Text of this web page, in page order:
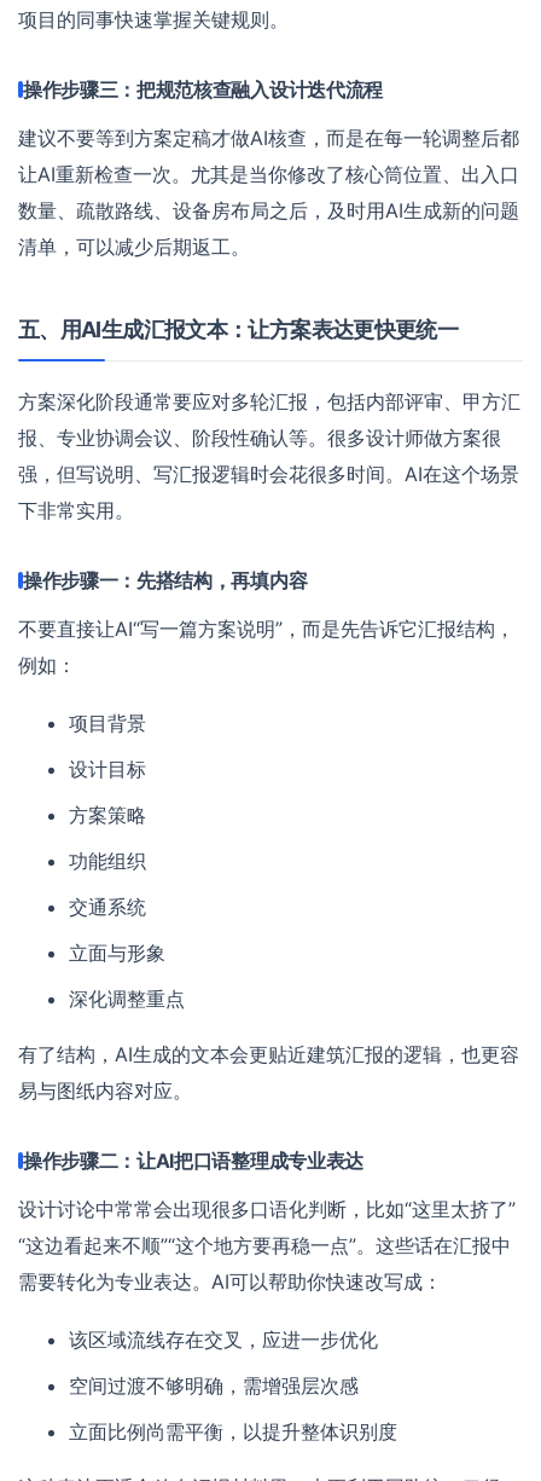
项目的同事快速掌握关键规则。
操作步骤三：把规范核查融入设计迭代流程
建议不要等到方案定稿才做AI核查，而是在每一轮调整后都
让AI重新检查一次。尤其是当你修改了核心筒位置、出入口
数量、疏散路线、设备房布局之后，及时用AI生成新的问题
清单，可以减少后期返工。
五、用AI生成汇报文本：让方案表达更快更统一
方案深化阶段通常要应对多轮汇报，包括内部评审、甲方汇
报、专业协调会议、阶段性确认等。很多设计师做方案很
强，但写说明、写汇报逻辑时会花很多时间。AI在这个场景
下非常实用。
操作步骤一：先搭结构，再填内容
不要直接让AI“写一篇方案说明”，而是先告诉它汇报结构，
例如：
项目背景
设计目标
方案策略
功能组织
交通系统
立面与形象
深化调整重点
有了结构，AI生成的文本会更贴近建筑汇报的逻辑，也更容
易与图纸内容对应。
操作步骤二：让AI把口语整理成专业表达
设计讨论中常常会出现很多口语化判断，比如“这里太挤了”
“这边看起来不顺”“这个地方要再稳一点”。这些话在汇报中
需要转化为专业表达。AI可以帮助你快速改写成：
该区域流线存在交叉，应进一步优化
空间过渡不够明确，需增强层次感
立面比例尚需平衡，以提升整体识别度